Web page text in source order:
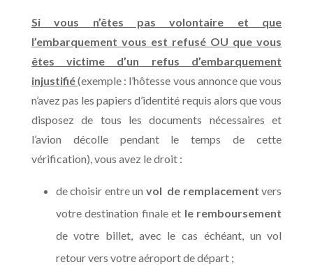
Si vous n’êtes pas volontaire et que
l’embarquement vous est refusé OU que vous
êtes victime d’un refus d’embarquement
injustifié(exemple : l’hôtesse vous annonce que vous
n’avez pas les papiers d’identité requis alors que vous
disposez de tous les documents nécessaires et
l’avion décolle pendant le temps de cette
vérification), vous avez le droit :
de choisir entre un vol de remplacement vers
votre destination finale et le remboursement
de votre billet, avec le cas échéant, un vol
retour vers votre aéroport de départ ;